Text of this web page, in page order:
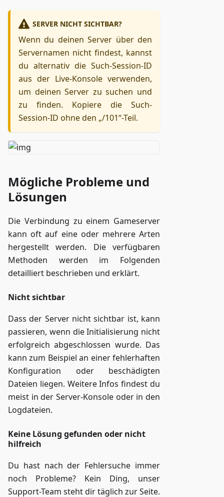
SERVER NICHT SICHTBAR?
Wenn du deinen Server über den
Servernamen nicht findest, kannst
du alternativ die Such-Session-ID
aus der Live-Konsole verwenden,
um deinen Server zu suchen und
zu finden. Kopiere die Such-
Session-ID ohne den „/101“-Teil.
Mögliche Probleme und
Lösungen
Die Verbindung zu einem Gameserver
kann oft auf eine oder mehrere Arten
hergestellt werden. Die verfügbaren
Methoden werden im Folgenden
detailliert beschrieben und erklärt.
Nicht sichtbar
Dass der Server nicht sichtbar ist, kann
passieren, wenn die Initialisierung nicht
erfolgreich abgeschlossen wurde. Das
kann zum Beispiel an einer fehlerhaften
Konfiguration oder beschädigten
Dateien liegen. Weitere Infos findest du
meist in der Server-Konsole oder in den
Logdateien.
Keine Lösung gefunden oder nicht
hilfreich
Du hast nach der Fehlersuche immer
noch Probleme? Kein Ding, unser
Support-Team steht dir täglich zur Seite.